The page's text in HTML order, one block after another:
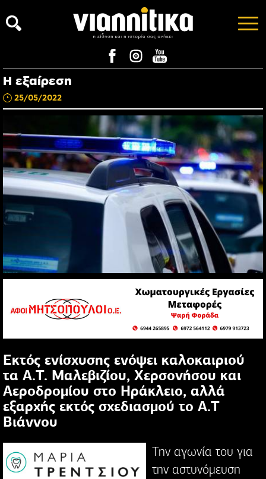
Η εξαίρεση
25/05/2022
Εκτός ενίσχυσης ενόψει καλοκαιριού
τα Α.Τ. Μαλεβιζίου, Χερσονήσου και
Αεροδρομίου στο Ηράκλειο, αλλά
εξαρχής εκτός σχεδιασμού το Α.Τ
Βιάννου
Την αγωνία του για
την αστυνόμευση